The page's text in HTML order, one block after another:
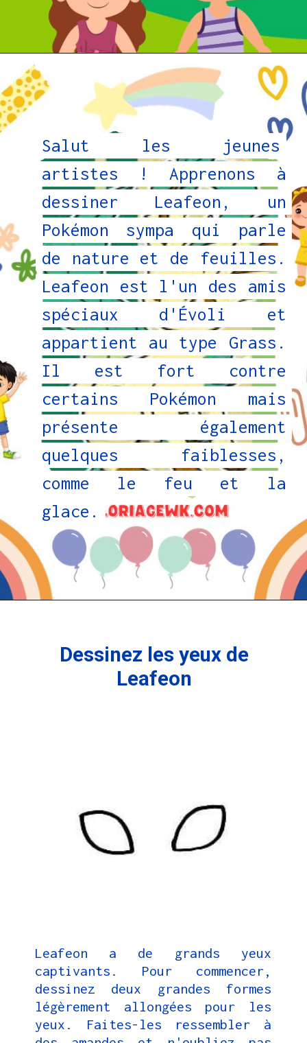
Salut les jeunes
artistes ! Apprenons à
dessiner Leafeon, un
Pokémon sympa qui parle
de nature et de feuilles.
Leafeon est l'un des amis
spéciaux d'Évoli et
appartient au type Grass.
Il est fort contre
certains Pokémon mais
présente également
quelques faiblesses,
comme le feu et la
glace.
Salut les jeunes
artistes ! Apprenons à
dessiner Leafeon, un
Pokémon sympa qui parle
de nature et de feuilles.
Leafeon est l'un des amis
spéciaux d'Évoli et
appartient au type Grass.
Il est fort contre
certains Pokémon mais
présente également
quelques faiblesses,
comme le feu et la
glace.
Dessinez les yeux de
Leafeon
Leafeon a de grands yeux
captivants. Pour commencer,
dessinez deux grandes formes
légèrement allongées pour les
yeux. Faites-les ressembler à